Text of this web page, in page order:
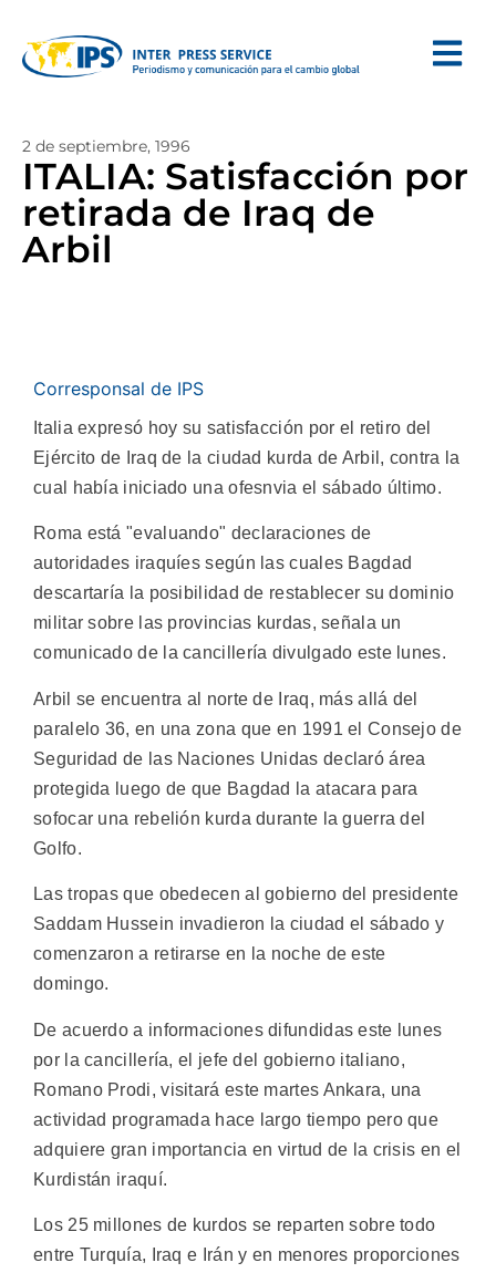
2 de septiembre, 1996
ITALIA: Satisfacción por
retirada de Iraq de
Arbil
Corresponsal de IPS
Italia expresó hoy su satisfacción por el retiro del
Ejército de Iraq de la ciudad kurda de Arbil, contra la
cual había iniciado una ofesnvia el sábado último.
Roma está "evaluando" declaraciones de
autoridades iraquíes según las cuales Bagdad
descartaría la posibilidad de restablecer su dominio
militar sobre las provincias kurdas, señala un
comunicado de la cancillería divulgado este lunes.
Arbil se encuentra al norte de Iraq, más allá del
paralelo 36, en una zona que en 1991 el Consejo de
Seguridad de las Naciones Unidas declaró área
protegida luego de que Bagdad la atacara para
sofocar una rebelión kurda durante la guerra del
Golfo.
Las tropas que obedecen al gobierno del presidente
Saddam Hussein invadieron la ciudad el sábado y
comenzaron a retirarse en la noche de este
domingo.
De acuerdo a informaciones difundidas este lunes
por la cancillería, el jefe del gobierno italiano,
Romano Prodi, visitará este martes Ankara, una
actividad programada hace largo tiempo pero que
adquiere gran importancia en virtud de la crisis en el
Kurdistán iraquí.
Los 25 millones de kurdos se reparten sobre todo
entre Turquía, Iraq e Irán y en menores proporciones